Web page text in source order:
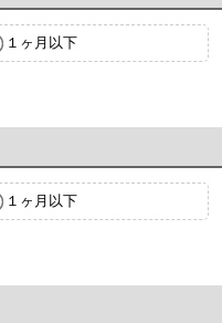
１ヶ月以下
１ヶ月以下